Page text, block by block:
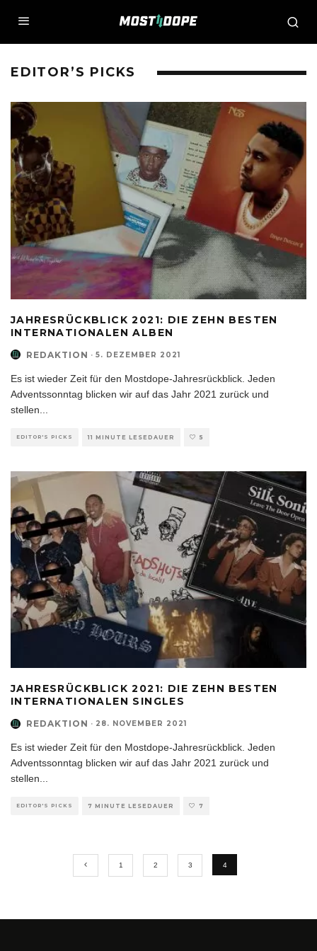
EDITOR’S PICKS
JAHRESRÜCKBLICK 2021: DIE ZEHN BESTEN
INTERNATIONALEN ALBEN
REDAKTION · 5. DEZEMBER 2021
Es ist wieder Zeit für den Mostdope-Jahresrückblick. Jeden
Adventssonntag blicken wir auf das Jahr 2021 zurück und
stellen
EDITOR'S PICKS 11 MINUTE LESEDAUER 5
JAHRESRÜCKBLICK 2021: DIE ZEHN BESTEN
INTERNATIONALEN SINGLES
REDAKTION · 28. NOVEMBER 2021
Es ist wieder Zeit für den Mostdope-Jahresrückblick. Jeden
Adventssonntag blicken wir auf das Jahr 2021 zurück und
stellen...
EDITOR'S PICKS 7 MINUTE LESEDAUER 7
1 2 3 4